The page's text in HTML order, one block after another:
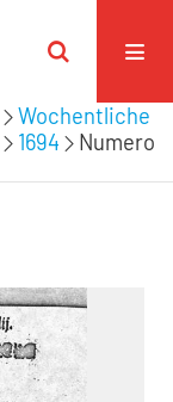
Wochentliche
1694
Numero